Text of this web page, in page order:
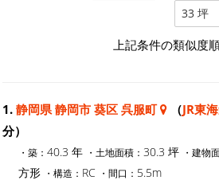
33 坪
上記条件の類似度
1. 静岡県 静岡市 葵区 呉服町 （JR東
分）
・築： 40.3 年 ・土地面積： 30.3 坪 ・建物
方形 ・構造： RC ・間口： 5.5m